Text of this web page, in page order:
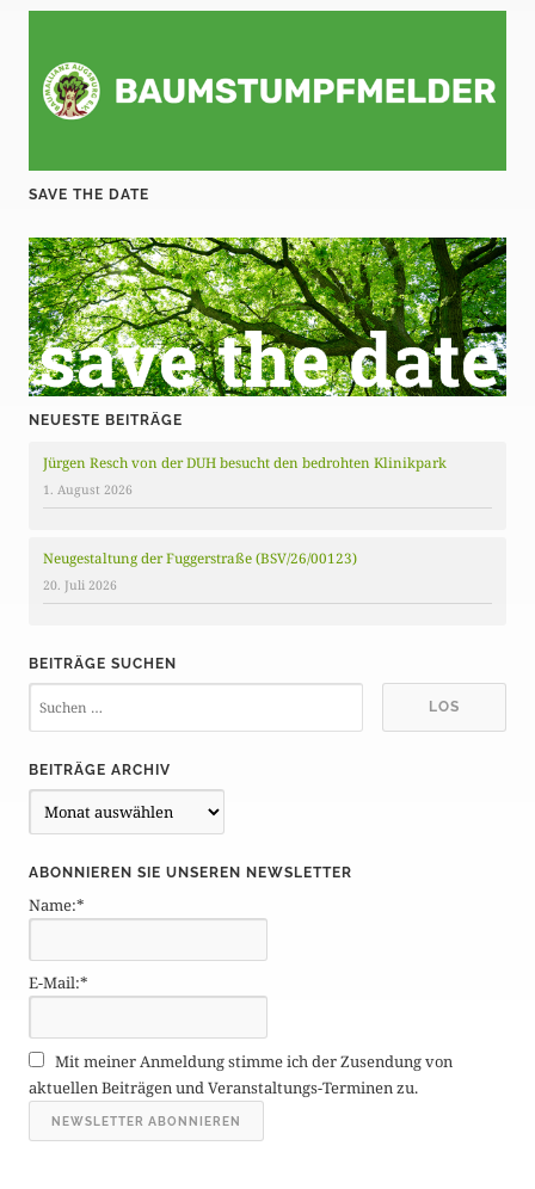
SAVE THE DATE
NEUESTE BEITRÄGE
Jürgen Resch von der DUH besucht den bedrohten Klinikpark
1. August 2026
Neugestaltung der Fuggerstraße (BSV/26/00123)
20. Juli 2026
BEITRÄGE SUCHEN
BEITRÄGE ARCHIV
e
t
r
g
e
r
c
h
v
ABONNIEREN SIE UNSEREN NEWSLETTER
Name:*
E-Mail:*
Mit meiner Anmeldung stimme ich der Zusendung von
aktuellen Beiträgen und Veranstaltungs-Terminen zu.